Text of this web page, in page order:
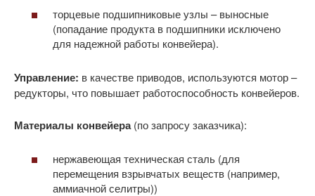
торцевые подшипниковые узлы – выносные
(попадание продукта в подшипники исключено
для надежной работы конвейера).
Управление: в качестве приводов, используются мотор –
редукторы, что повышает работоспособность конвейеров.
Материалы конвейера(по запросу заказчика):
нержавеющая техническая сталь (для
перемещения взрывчатых веществ (например,
аммиачной селитры))